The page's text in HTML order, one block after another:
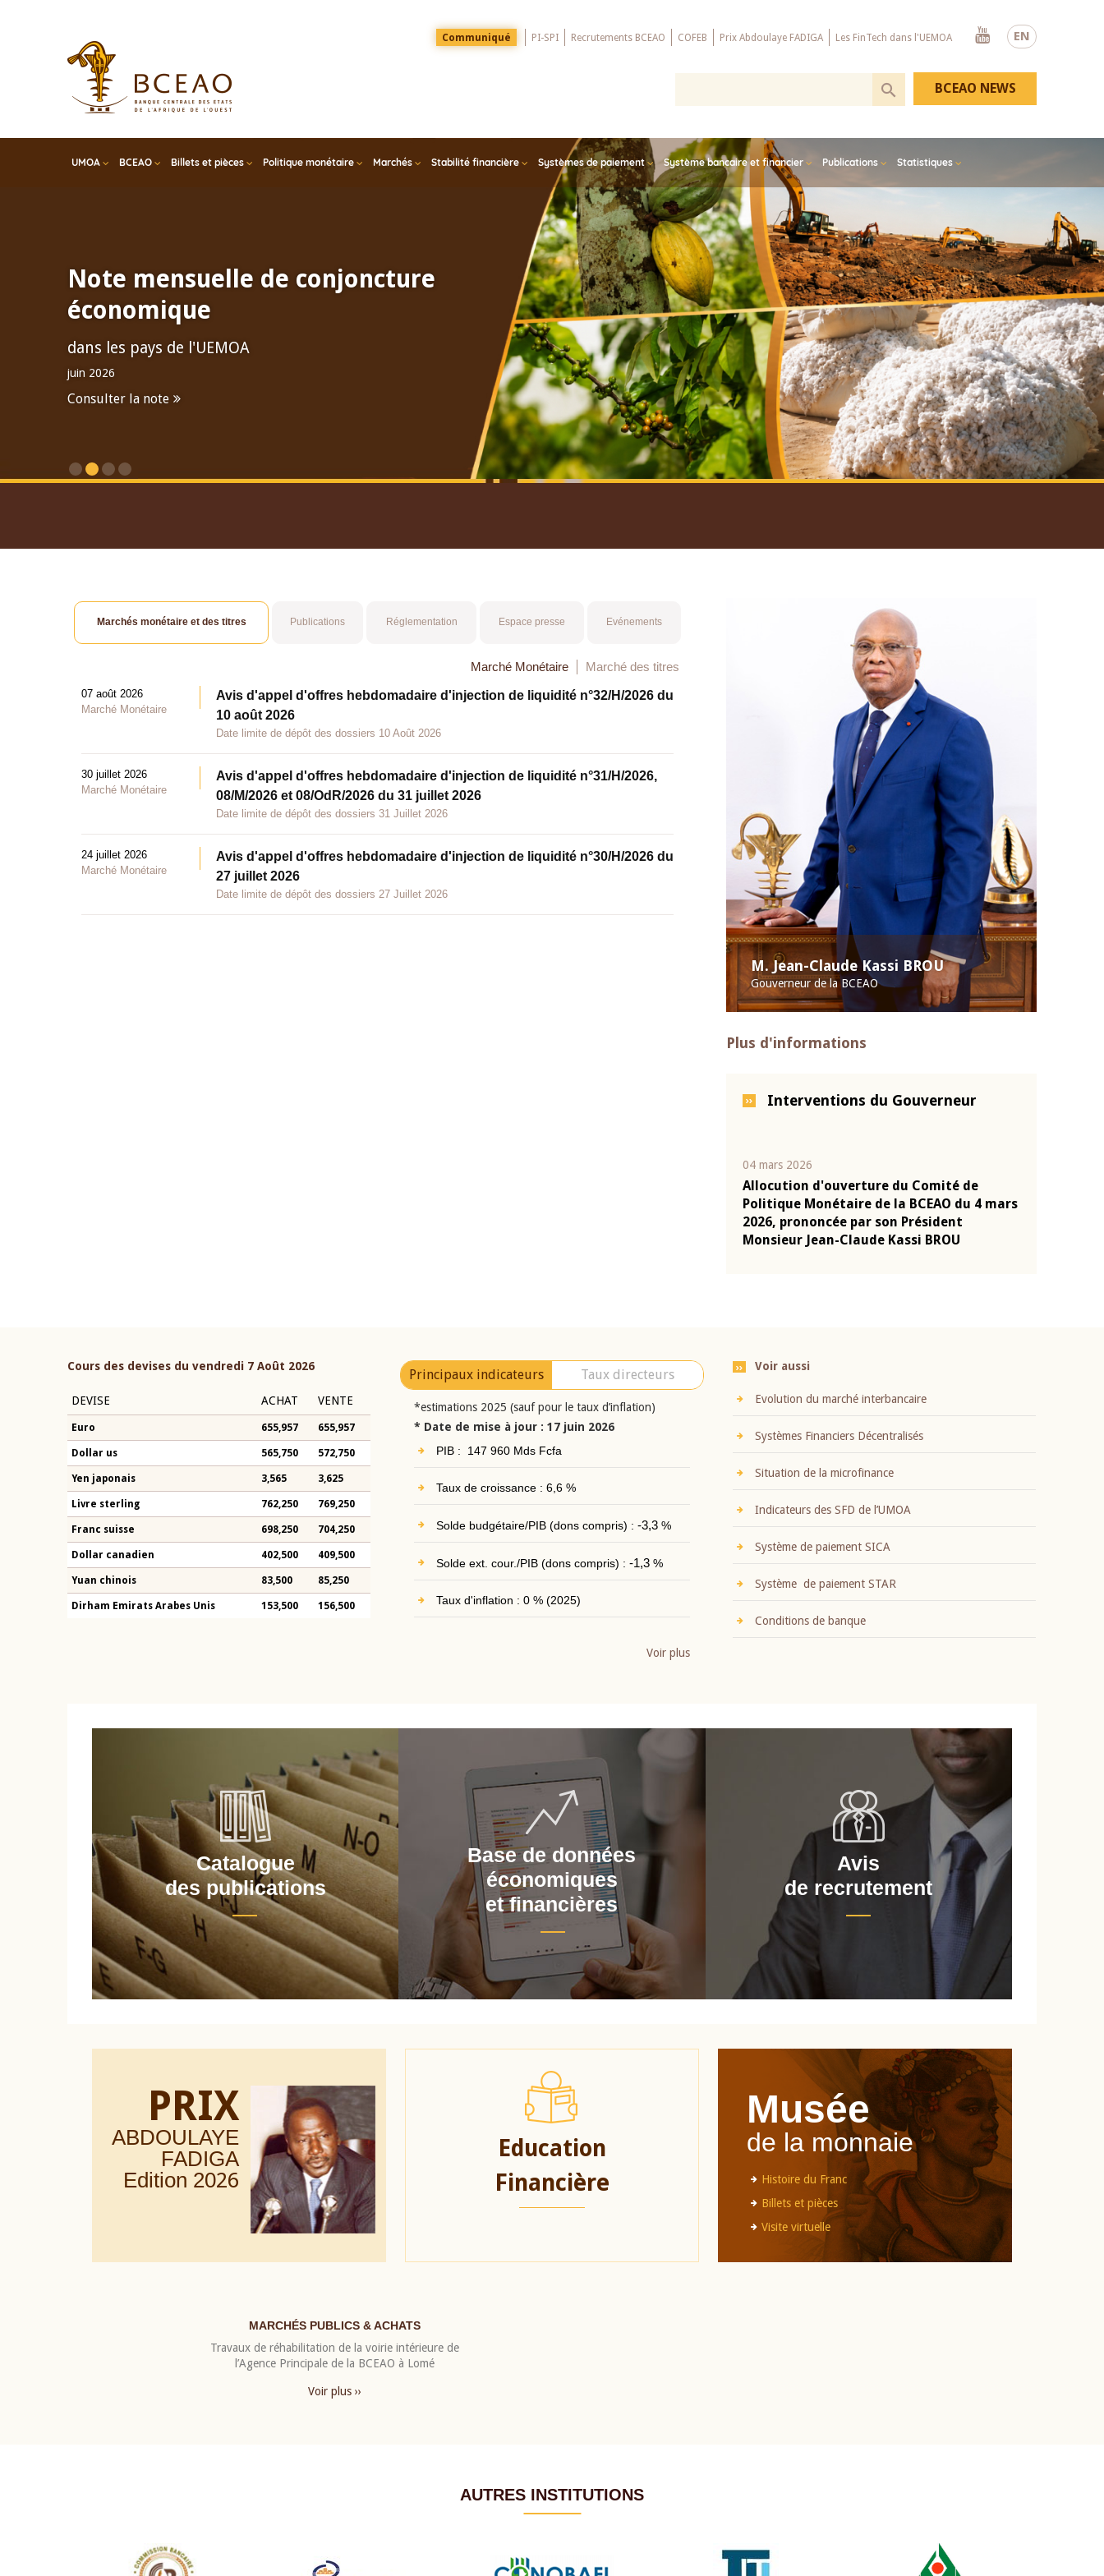
EN
Menu
Top
Communiqué PI-SPI Recrutements BCEAO COFEB Prix Abdoulaye FADIGA Les FinTech dans l'UEMOA
Youtube
UMOA BCEAO Billets et pièces Politique monétaire Marchés Stabilité financière Systèmes de paiement Système bancaire et financier Publications Statistiques
BCEAO NEWS
Note mensuelle de conjoncture
économique
dans les pays de l'UEMOA
juin 2026
Consulter la note
M. Jean-Claude Kassi BROU
Gouverneur de la BCEAO
Plus d'informations
Interventions du Gouverneur
04 mars 2026
Allocution d'ouverture du Comité de
Politique Monétaire de la BCEAO du 4 mars
2026, prononcée par son Président
Monsieur Jean-Claude Kassi BROU
Marchés monétaire et des titres Publications Réglementation Espace presse Evénements
Marché Monétaire Marché des titres
07 août 2026
Marché Monétaire
Avis d'appel d'offres hebdomadaire d'injection de liquidité n°32/H/2026 du
10 août 2026
Date limite de dépôt des dossiers 10 Août 2026
30 juillet 2026
Marché Monétaire
Avis d'appel d'offres hebdomadaire d'injection de liquidité n°31/H/2026,
08/M/2026 et 08/OdR/2026 du 31 juillet 2026
Date limite de dépôt des dossiers 31 Juillet 2026
24 juillet 2026
Marché Monétaire
Avis d'appel d'offres hebdomadaire d'injection de liquidité n°30/H/2026 du
27 juillet 2026
Date limite de dépôt des dossiers 27 Juillet 2026
Cours des devises du vendredi 7 Août 2026
DEVISE ACHAT VENTE
Euro 655,957 655,957
Dollar us 565,750 572,750
Yen japonais 3,565 3,625
Livre sterling 762,250 769,250
Franc suisse 698,250 704,250
Dollar canadien 402,500 409,500
Yuan chinois 83,500 85,250
Dirham Emirats Arabes Unis 153,500 156,500
Principaux indicateurs Taux directeurs
*estimations 2025 (sauf pour le taux d’inflation)
* Date de mise à jour : 17 juin 2026
PIB : 147 960 Mds Fcfa
Taux de croissance : 6,6 %
Solde budgétaire/PIB (dons compris) : -3,3%
Solde ext. cour./PIB (dons compris) : -1,3%
Taux d'inflation : 0 % (2025)
Voir plus
Voir aussi
Evolution du marché interbancaire
Systèmes Financiers Décentralisés
Situation de la microfinance
Indicateurs des SFD de l’UMOA
Système de paiement SICA
Système de paiement STAR
Conditions de banque
Catalogue
des publications
Base de données
économiques
et financières
Avis
de recrutement
PRIX
ABDOULAYE
FADIGA
Edition 2026
Education
Financière
Musée
de la monnaie
Histoire du Franc
Billets et pièces
Visite virtuelle
MARCHÉS PUBLICS & ACHATS
Travaux de réhabilitation de la voirie intérieure de
l’Agence Principale de la BCEAO à Lomé
Voir plus ››
AUTRES INSTITUTIONS